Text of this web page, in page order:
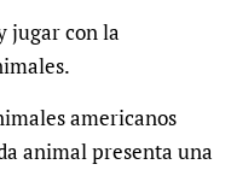
jugar con la
americanos
animal presenta una